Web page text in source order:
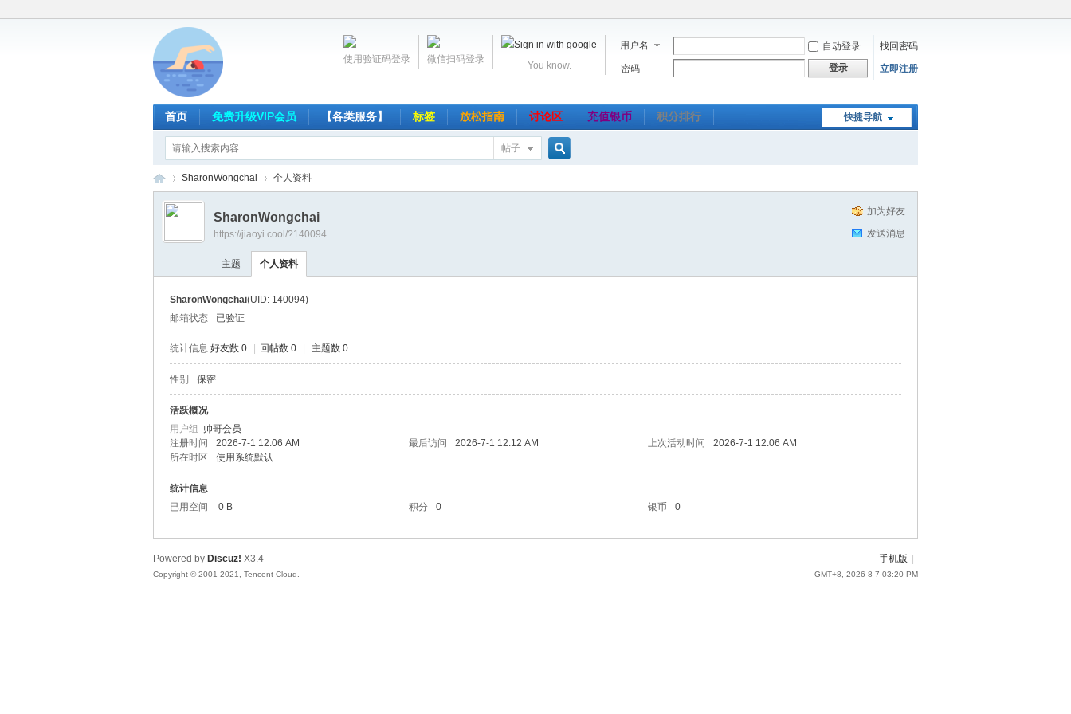
用户名 自动登录
找回密码
密码
登录 立即注册
You know.
微信扫码登录
使用验证码登录
快捷导航
首页 免费升级VIP会员 【各类服务】 标签 放松指南 讨论区 充值银币 积分排行
帖子
网
›
SharonWongchai 个人资料
加为好友
发送消息
SharonWongchai
https://jiaoyi.cool/?140094
主题 个人资料
SharonWongchai(UID: 140094)
邮箱状态
已验证
统计信息 好友数 0 回帖数 0 主题数 0
性别 保密
活跃概况
用户组 帅哥会员
注册时间
2026-7-1 12:06 AM 最后访问 2026-7-1 12:12 AM 上次活动时间
2026-7-1 12:06 AM
所在时区
使用系统默认
统计信息
已用空间
0 B 积分 0 银币 0
手机版
GMT+8, 2026-8-7 03:20 PM
Powered by Discuz! X3.4
Copyright © 2001-2021, Tencent Cloud.